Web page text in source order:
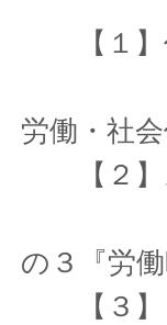
【１】
「
労働・社会
【２】
「
の３『労
【３】